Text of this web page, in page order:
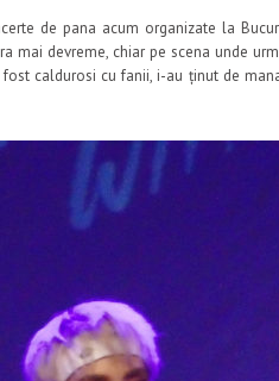
de pana acum organizate la
mai devreme, chiar pe scena unde
caldurosi cu fanii, i-au ținut de